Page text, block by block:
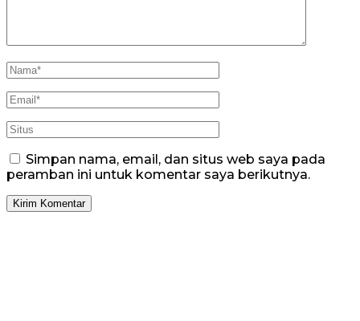
Simpan nama, email, dan situs web saya pada
peramban ini untuk komentar saya berikutnya.